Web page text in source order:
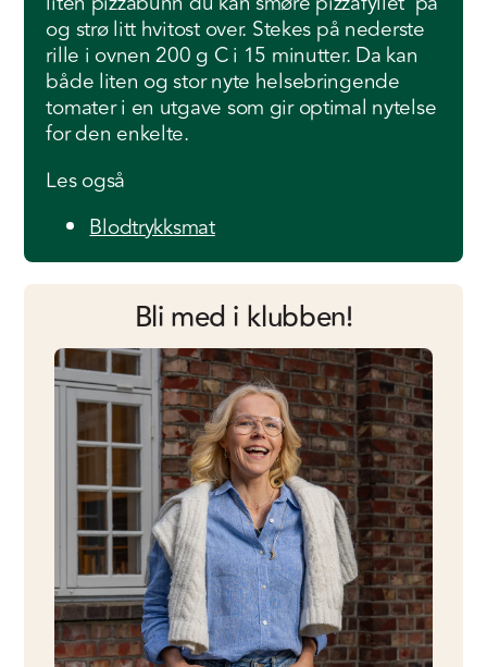
og strø litt hvitost over. Stekes på nederste
rille i ovnen 200 g C i 15 minutter. Da kan
både liten og stor nyte helsebringende
tomater i en utgave som gir optimal nytelse
for den enkelte.
Les også
Blodtrykksmat
Bli med i klubben!